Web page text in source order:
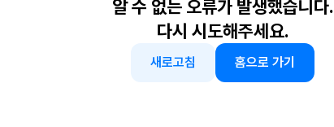
알 수 없는 오류가 발생했습니다.
다시 시도해주세요.
새로고침 홈으로 가기